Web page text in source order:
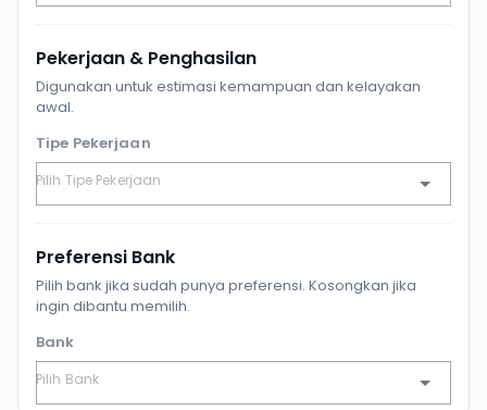
Pekerjaan & Penghasilan
Digunakan untuk estimasi kemampuan dan kelayakan
awal.
Tipe Pekerjaan
Preferensi Bank
Pilih bank jika sudah punya preferensi. Kosongkan jika
ingin dibantu memilih.
Bank